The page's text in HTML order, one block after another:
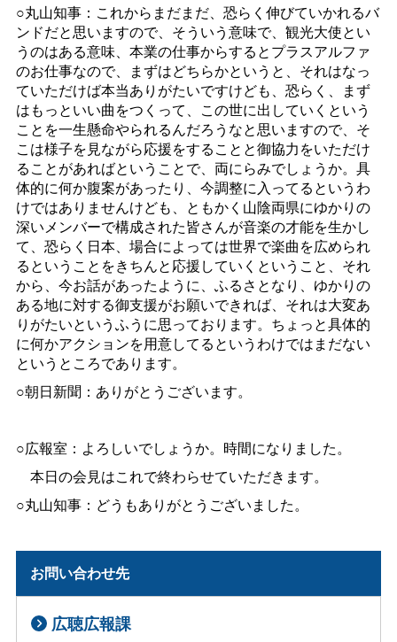
○丸山知事：これからまだまだ、恐らく伸びていかれるバ
ンドだと思いますので、そういう意味で、観光大使とい
うのはある意味、本業の仕事からするとプラスアルファ
のお仕事なので、まずはどちらかというと、それはなっ
ていただけば本当ありがたいですけども、恐らく、まず
はもっといい曲をつくって、この世に出していくという
ことを一生懸命やられるんだろうなと思いますので、そ
こは様子を見ながら応援をすることと御協力をいただけ
ることがあればということで、両にらみでしょうか。具
体的に何か腹案があったり、今調整に入ってるというわ
けではありませんけども、ともかく山陰両県にゆかりの
深いメンバーで構成された皆さんが音楽の才能を生かし
て、恐らく日本、場合によっては世界で楽曲を広められ
るということをきちんと応援していくということ、それ
から、今お話があったように、ふるさとなり、ゆかりの
ある地に対する御支援がお願いできれば、それは大変あ
りがたいというふうに思っております。ちょっと具体的
に何かアクションを用意してるというわけではまだない
というところであります。
○朝日新聞：ありがとうございます。
○広報室：よろしいでしょうか。時間になりました。
本日の会見はこれで終わらせていただきます。
○丸山知事：どうもありがとうございました。
お問い合わせ先
広聴広報課